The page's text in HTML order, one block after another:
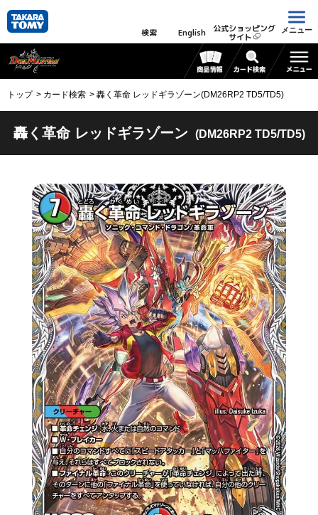
検索 English 公式ショッピング
サイト
メニュー
トップ カード検索 轟く革命 レッドギラゾーン(DM26RP2 TD5/TD5)
轟く革命 レッドギラゾーン (DM26RP2 TD5/TD5)